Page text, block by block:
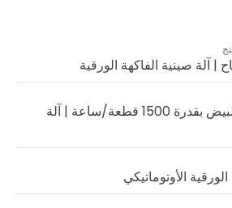
| آلة صينية الفاكهة الورقية
ماكينة تشكيل صينية البيض بقدرة 1500 قطعة/ساعة | آلة
الأوتوماتيكي